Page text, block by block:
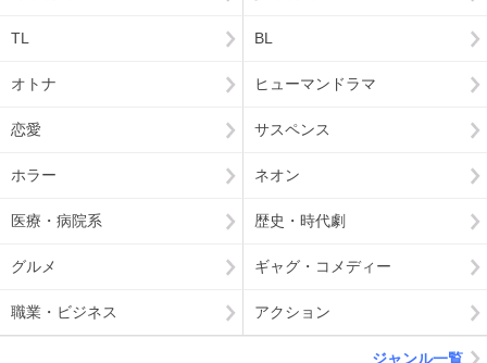
TL BL
オトナ ヒューマンドラマ
恋愛 サスペンス
ホラー ネオン
医療・病院系 歴史・時代劇
グルメ ギャグ・コメディー
職業・ビジネス アクション
ジャンル一覧